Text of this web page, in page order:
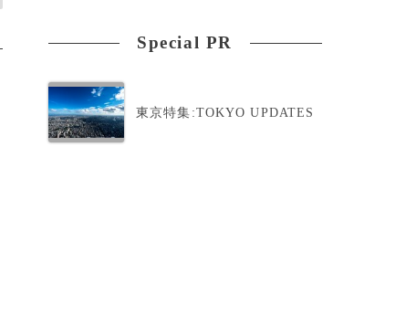
Special PR
東京特集:TOKYO UPDATES